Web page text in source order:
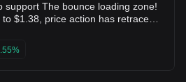
$1.38, price action has retraced
oversold levels. Smart money
before the next expansion! 🚀